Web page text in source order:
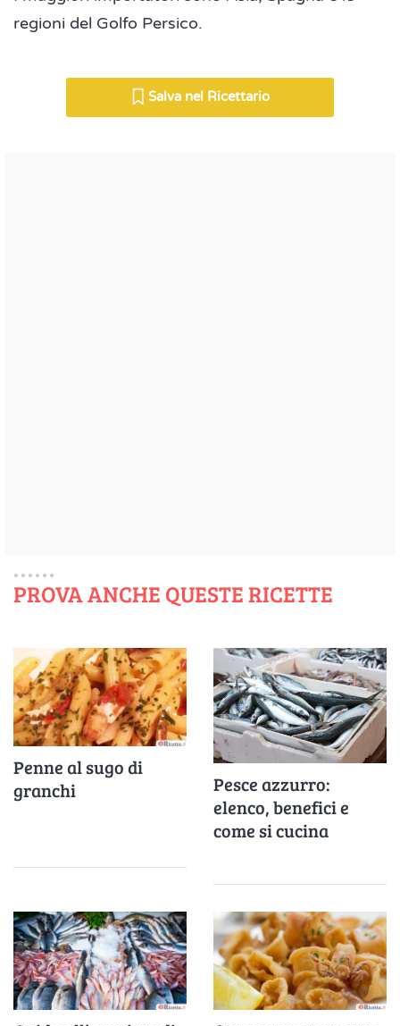
regioni del Golfo Persico.
Salva nel Ricettario
PROVA ANCHE QUESTE RICETTE
Penne al sugo di
granchi
Pesce azzurro:
elenco, benefici e
come si cucina